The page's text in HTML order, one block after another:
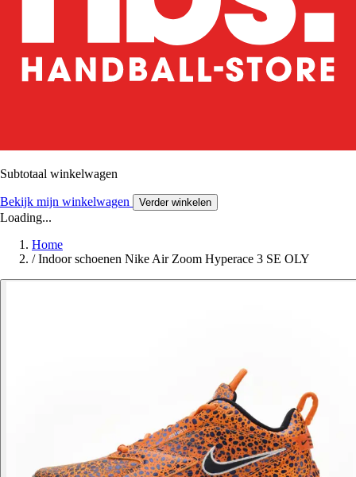
Subtotaal winkelwagen
Bekijk mijn winkelwagen Verder winkelen
Loading...
Home
/ Indoor schoenen Nike Air Zoom Hyperace 3 SE OLY